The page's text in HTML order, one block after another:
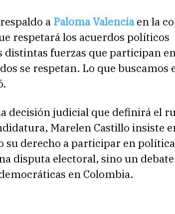
a Paloma Valenciaen la
respetará los acuerdos políticos
distintas fuerzas que participan
se respetan. Lo que buscamos
decisión judicial que definirá el
Marelen Castillo insiste
su derecho a participar en
disputa electoral, sino un
en Colombia.